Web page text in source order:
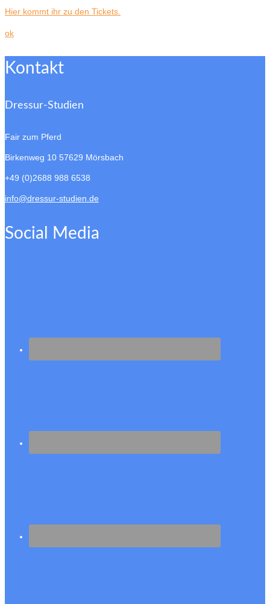
Hier kommt ihr zu den Tickets.
ok
Kontakt
Dressur-Studien
Fair zum Pferd
Birkenweg 10 57629 Mörsbach
+49 (0)2688 988 6538
info@dressur-studien.de
Social Media